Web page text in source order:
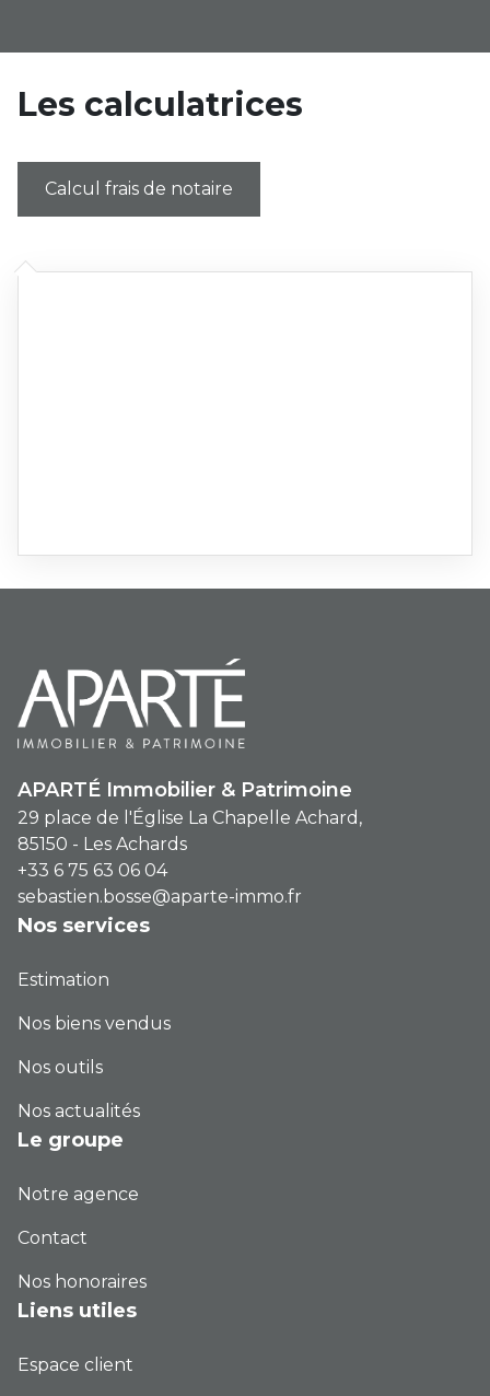
Les calculatrices
Calcul frais de notaire
APARTÉ Immobilier & Patrimoine
29 place de l'Église La Chapelle Achard,
85150 - Les Achards
+33 6 75 63 06 04
sebastien.bosse@aparte-immo.fr
Nos services
Estimation
Nos biens vendus
Nos outils
Nos actualités
Le groupe
Notre agence
Contact
Nos honoraires
Liens utiles
Espace client